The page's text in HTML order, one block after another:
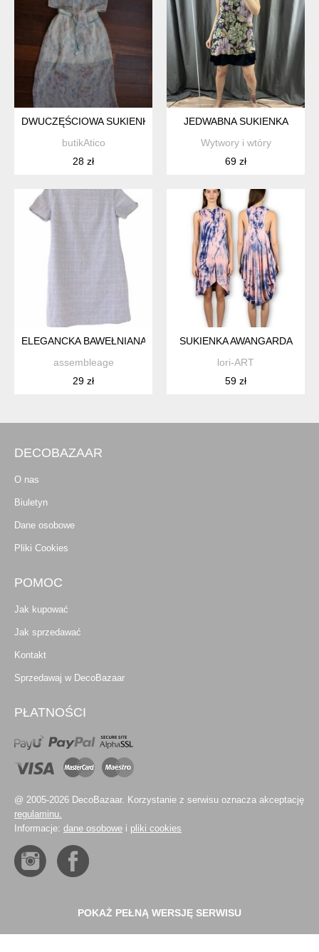
DWUCZĘŚCIOWA SUKIENKA #24
butikAtico
28 zł
JEDWABNA SUKIENKA
Wytwory i wtóry
69 zł
ELEGANCKA BAWEŁNIANA SUKIENKA VINTAGE W KRATKĘ
assembleage
29 zł
SUKIENKA AWANGARDA
lori-ART
59 zł
DECOBAZAAR
O nas
Biuletyn
Dane osobowe
Pliki Cookies
POMOC
Jak kupować
Jak sprzedawać
Kontakt
Sprzedawaj w DecoBazaar
PŁATNOŚCI
@ 2005-2026 DecoBazaar. Korzystanie z serwisu oznacza akceptację
regulaminu.
Informacje: dane osobowe i pliki cookies
POKAŻ PEŁNĄ WERSJĘ SERWISU